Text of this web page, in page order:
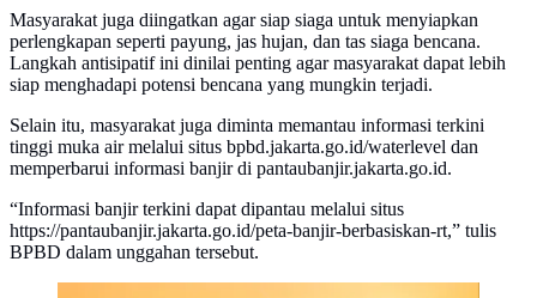
Masyarakat juga diingatkan agar siap siaga untuk menyiapkan
perlengkapan seperti payung, jas hujan, dan tas siaga bencana.
Langkah antisipatif ini dinilai penting agar masyarakat dapat lebih
siap menghadapi potensi bencana yang mungkin terjadi.
Selain itu, masyarakat juga diminta memantau informasi terkini
tinggi muka air melalui situs bpbd.jakarta.go.id/waterlevel dan
memperbarui informasi banjir di pantaubanjir.jakarta.go.id.
“Informasi banjir terkini dapat dipantau melalui situs
https://pantaubanjir.jakarta.go.id/peta-banjir-berbasiskan-rt,” tulis
BPBD dalam unggahan tersebut.